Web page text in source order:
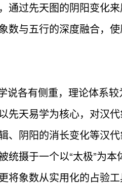
通过先天图的阴阳变化
数与五行的深度融合，
各有侧重，理论体系
先天易学为核心，对汉
阴阳的消长变化等汉代
摄于一个以“太极”为本
将象数从实用化的占验